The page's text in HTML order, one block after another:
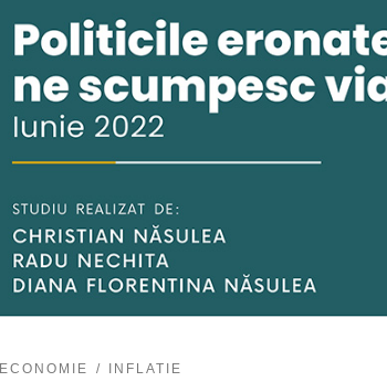
ECONOMIE INFLATIE